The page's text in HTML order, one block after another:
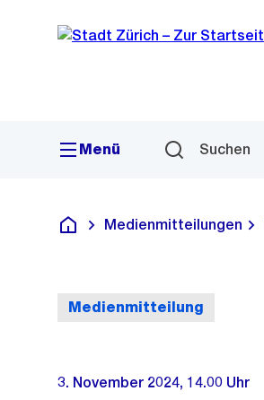
Navigation
Sprunglink
Menü Suchen
Deutsch
Medienmitteilungen
Medienmitteilung
3. November 2024, 14.00 Uhr